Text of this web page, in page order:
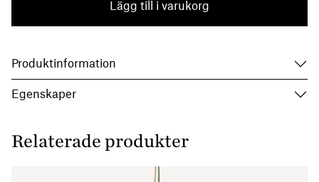
Lägg till i varukorg
Produktinformation
Egenskaper
Relaterade produkter